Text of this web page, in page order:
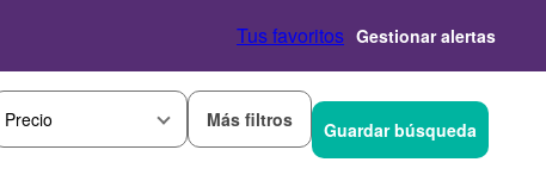
Tus favoritos Gestionar alertas
Precio Más filtros Guardar búsqueda